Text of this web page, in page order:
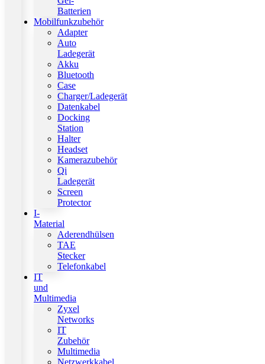
Batterien
Mobilfunkzubehör
Adapter
Auto
Ladegerät
Akku
Bluetooth
Case
Charger/Ladegerät
Datenkabel
Docking
Station
Halter
Headset
Kamerazubehör
Qi
Ladegerät
Screen
Protector
I-
Material
Aderendhülsen
TAE
Stecker
Telefonkabel
IT
und
Multimedia
Zyxel
Networks
IT
Zubehör
Multimedia
Netzwerkkabel